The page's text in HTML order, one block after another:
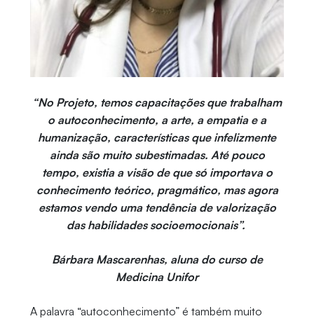
“No Projeto, temos capacitações que trabalham
o autoconhecimento, a arte, a empatia e a
humanização, características que infelizmente
ainda são muito subestimadas. Até pouco
tempo, existia a visão de que só importava o
conhecimento teórico, pragmático, mas agora
estamos vendo uma tendência de valorização
das habilidades socioemocionais”.
Bárbara Mascarenhas, aluna do curso de
Medicina Unifor
A palavra “autoconhecimento” é também muito